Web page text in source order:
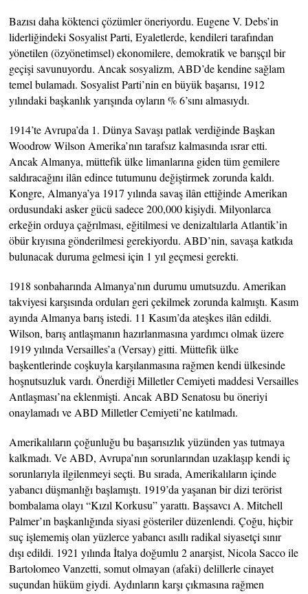
Bazısı daha köktenci çözümler öneriyordu. Eugene V. Debs’in
liderliğindeki Sosyalist Parti, Eyaletlerde, kendileri tarafından
yönetilen (özyönetimsel) ekonomilere, demokratik ve barışçıl bir
geçişi savunuyordu. Ancak sosyalizm, ABD’de kendine sağlam
temel bulamadı. Sosyalist Parti’nin en büyük başarısı, 1912
yılındaki başkanlık yarışında oyların % 6’sını almasıydı.
1914’te Avrupa’da 1. Dünya Savaşı patlak verdiğinde Başkan
Woodrow Wilson Amerika’nın tarafsız kalmasında ısrar etti.
Ancak Almanya, müttefik ülke limanlarına giden tüm gemilere
saldıracağını ilân edince tutumunu değiştirmek zorunda kaldı.
Kongre, Almanya’ya 1917 yılında savaş ilân ettiğinde Amerikan
ordusundaki asker gücü sadece 200,000 kişiydi. Milyonlarca
erkeğin orduya çağrılması, eğitilmesi ve denizaltılarla Atlantik’in
öbür kıyısına gönderilmesi gerekiyordu. ABD’nin, savaşa katkıda
bulunacak duruma gelmesi için 1 yıl geçmesi gerekti.
1918 sonbaharında Almanya’nın durumu umutsuzdu. Amerikan
takviyesi karşısında orduları geri çekilmek zorunda kalmıştı. Kasım
ayında Almanya barış istedi. 11 Kasım’da ateşkes ilân edildi.
Wilson, barış antlaşmanın hazırlanmasına yardımcı olmak üzere
1919 yılında Versailles’a (Versay) gitti. Müttefik ülke
başkentlerinde coşkuyla karşılanmasına rağmen kendi ülkesinde
hoşnutsuzluk vardı. Önerdiği Milletler Cemiyeti maddesi Versailles
Antlaşması’na eklenmişti. Ancak ABD Senatosu bu öneriyi
onaylamadı ve ABD Milletler Cemiyeti’ne katılmadı.
Amerikalıların çoğunluğu bu başarısızlık yüzünden yas tutmaya
kalkmadı. Ve ABD, Avrupa’nın sorunlarından uzaklaşıp kendi iç
sorunlarıyla ilgilenmeyi seçti. Bu sırada, Amerikalıların içinde
yabancı düşmanlığı başlamıştı. 1919’da yaşanan bir dizi terörist
bombalama olayı “Kızıl Korkusu” yarattı. Başsavcı A. Mitchell
Palmer’ın başkanlığında siyasi gösteriler düzenlendi. Çoğu, hiçbir
suç işlememiş olan yüzlerce yabancı asıllı radikal siyasetçi sınır
dışı edildi. 1921 yılında İtalya doğumlu 2 anarşist, Nicola Sacco ile
Bartolomeo Vanzetti, somut olmayan (afaki) delillerle cinayet
suçundan hüküm giydi. Aydınların karşı çıkmasına rağmen